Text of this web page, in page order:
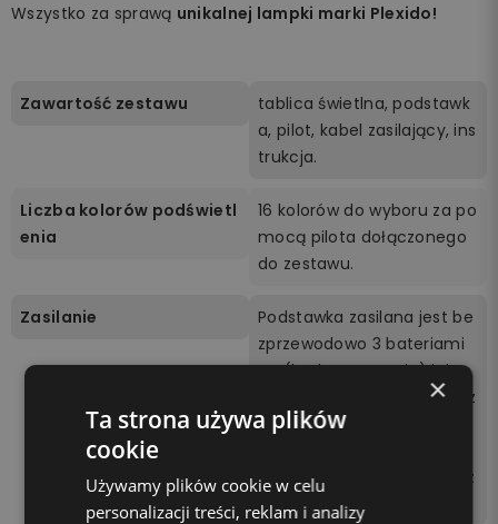
Wszystko za sprawą unikalnej lampki marki Plexido!
Zawartość zestawu
tablica świetlna, podstawk
a, pilot, kabel zasilający, ins
trukcja.
Liczba kolorów podświetl
enia
16 kolorów do wyboru za po
mocą pilota dołączonego
do zestawu.
Zasilanie
Podstawka zasilana jest be
zprzewodowo 3 bateriami
AA (brak w zestawie) lub p
oprzez podłączenie kabla z
asilającego do kontaktu z
(np. od telefonu) lub gniaz
da USB w laptopie.
×
Ta strona używa plików
cookie
Używamy plików cookie w celu
personalizacji treści, reklam i analizy